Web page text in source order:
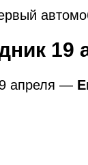
19
апреля —